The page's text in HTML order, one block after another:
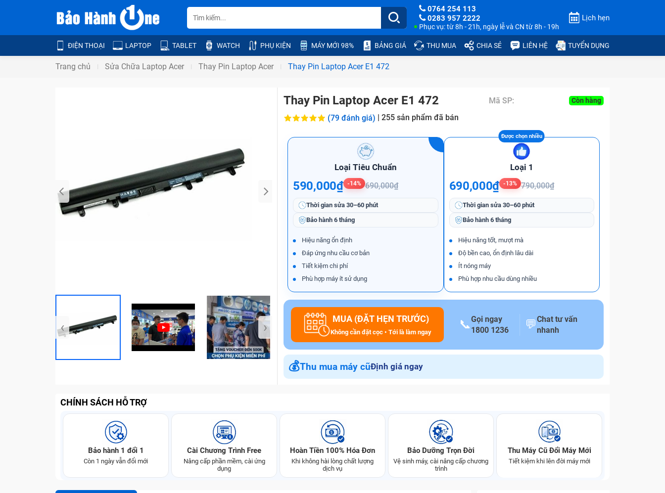
0764 254 113
0283 957 2222
Phục vụ: từ 8h - 21h, ngày lễ và CN từ 8h - 19h
Lịch hẹn
ĐIỆN THOẠI LAPTOP TABLET WATCH PHỤ KIỆN MÁY MỚI 98% BẢNG GIÁ THU MUA CHIA SẺ LIÊN HỆ TUYỂN DỤNG
Trang chủ Sửa Chữa Laptop Acer Thay Pin Laptop Acer Thay Pin Laptop Acer E1 472
Bảo Hành One
‹ ›
Thay Pin Laptop Acer E1 472 Mã SP: Còn hàng
(79 đánh giá) | 255 sản phẩm đã bán
Loại Tiêu Chuẩn
590,000₫ -14% 690,000₫
Thời gian sửa 30–60 phút
Bảo hành 6 tháng
Hiệu năng ổn định
Đáp ứng nhu cầu cơ bản
Tiết kiệm chi phí
Phù hợp máy ít sử dụng
Loại 1
690,000₫ -13% 790,000₫
Thời gian sửa 30–60 phút
Bảo hành 6 tháng
Hiệu năng tốt, mượt mà
Độ bền cao, ổn định lâu dài
Ít nóng máy
Phù hợp nhu cầu dùng nhiều
MUA (ĐẶT HẸN TRƯỚC)
Không cần đặt cọc • Tới là làm ngay
📞Gọi ngay
1800 1236
💬Chat tư vấn
nhanh
💰Thu mua máy cũĐịnh giá ngay
CHÍNH SÁCH HỖ TRỢ
Bảo hành 1 đổi 1
Còn 1 ngày vẫn đổi mới
Cài Chương Trình Free
Nâng cấp phần mềm, cài ứng
dụng
Hoàn Tiền 100% Hóa Đơn
Khi không hài lòng chất lượng
dịch vụ
Bảo Dưỡng Trọn Đời
Vệ sinh máy, cài nâng cấp chương
trình
Thu Máy Cũ Đổi Máy Mới
Tiết kiệm khi lên đời máy mới